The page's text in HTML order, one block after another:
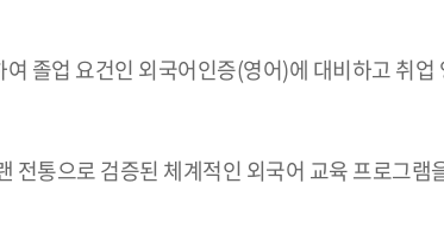
졸업 요건인 외국어인증(영어)에 대비하고 취업
통으로 검증된 체계적인 외국어 교육 프로그램